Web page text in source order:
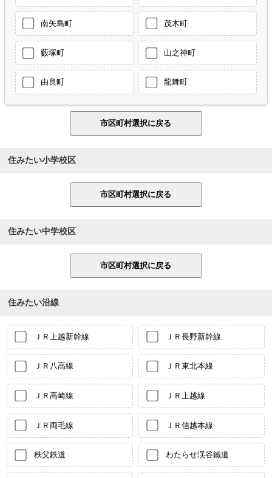
南矢島町 茂木町
藪塚町 山之神町
由良町 龍舞町
住みたい小学校区
住みたい中学校区
住みたい沿線
ＪＲ上越新幹線 ＪＲ長野新幹線
ＪＲ八高線 ＪＲ東北本線
ＪＲ高崎線 ＪＲ上越線
ＪＲ両毛線 ＪＲ信越本線
秩父鉄道 わたらせ渓谷鐵道